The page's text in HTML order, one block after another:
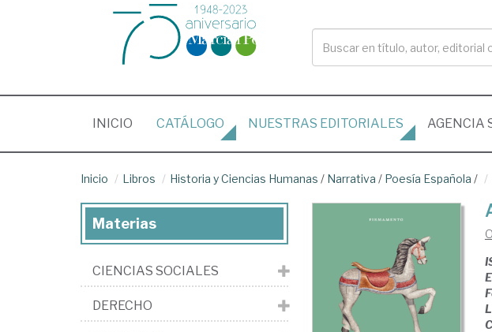
INICIO (CURRENT)
CATÁLOGO NUESTRAS EDITORIALES AGENCIA
Inicio Libros Historia y Ciencias Humanas / Narrativa / Poesía Española /
Materias
CIENCIAS SOCIALES
DERECHO